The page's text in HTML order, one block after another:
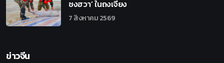
ซงฮวา’ ในถงเจียง
7 สิงหาคม 2569
ข่าวจีน